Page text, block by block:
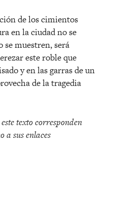
de los cimientos
en la ciudad no se
se muestren, será
este roble que
y en las garras de un
de la tragedia
texto corresponden
a sus enlaces